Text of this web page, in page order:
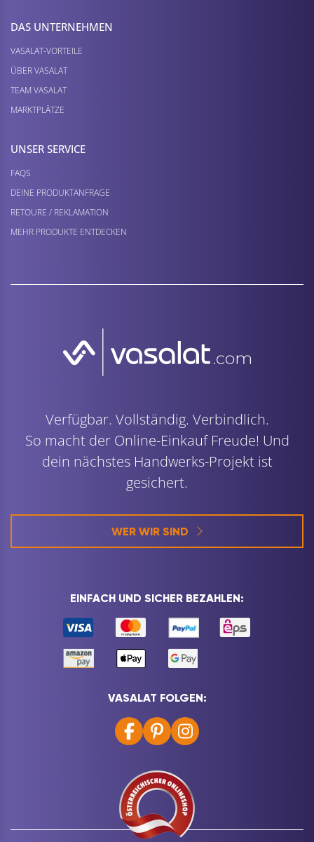
DAS UNTERNEHMEN
VASALAT-VORTEILE
ÜBER VASALAT
TEAM VASALAT
MARKTPLÄTZE
UNSER SERVICE
FAQS
DEINE PRODUKTANFRAGE
RETOURE / REKLAMATION
MEHR PRODUKTE ENTDECKEN
Verfügbar. Vollständig. Verbindlich.
So macht der Online-Einkauf Freude! Und
dein nächstes Handwerks-Projekt ist
gesichert.
WER WIR SIND
EINFACH UND SICHER BEZAHLEN:
VASALAT FOLGEN: